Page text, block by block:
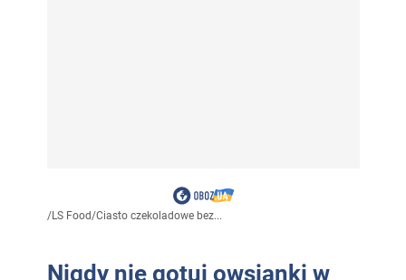
/LS Food/Ciasto czekoladowe bez...
Nigdy nie gotuj owsianki w